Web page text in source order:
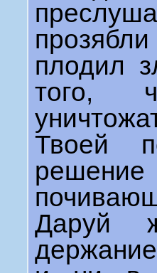
плодил
того,
Твоей
Даруй